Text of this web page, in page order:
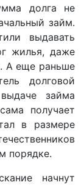
долга не
займ.
выдавать
жилья, даже
А еще раньше
долговой
займа
получает
в размере
порядке.
начнут